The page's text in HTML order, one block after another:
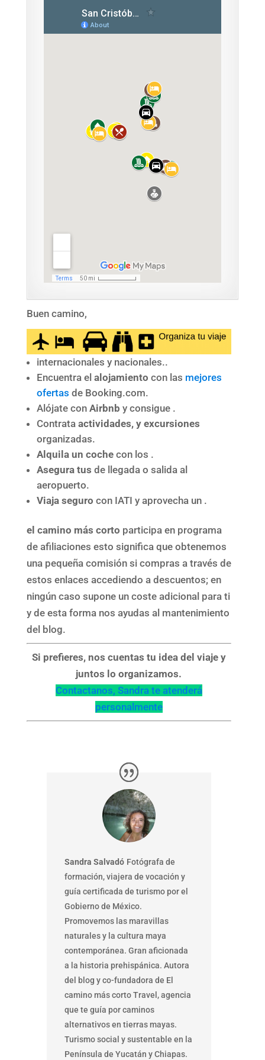
Buen camino,
internacionales y nacionales..
Encuentra el alojamiento con las mejores
ofertas de Booking.com.
Alójate con Airbnb y consigue .
Contrata actividades, y excursiones
organizadas.
Alquila un cochecon los .
Asegura tus de llegada o salida al
aeropuerto.
Viaja seguro con IATI y aprovecha un .
el camino más corto participa en programa
de afiliaciones esto significa que obtenemos
una pequeña comisión si compras a través de
estos enlaces accediendo a descuentos; en
ningún caso supone un coste adicional para ti
y de esta forma nos ayudas al mantenimiento
del blog.
Si prefieres, nos cuentas tu idea del viaje y
juntos lo organizamos.
Contactanos, Sandra te atenderá
personalmente
Sandra Salvadó Fotógrafa de
formación, viajera de vocación y
guía certificada de turismo por el
Gobierno de México.
Promovemos las maravillas
naturales y la cultura maya
contemporánea. Gran aficionada
a la historia prehispánica. Autora
del blog y co-fundadora de El
camino más corto Travel, agencia
que te guía por caminos
alternativos en tierras mayas.
Turismo social y sustentable en la
Península de Yucatán y Chiapas.